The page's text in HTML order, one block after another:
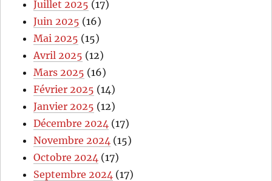
Juillet 2025 (17)
Juin 2025 (16)
Mai 2025 (15)
Avril 2025 (12)
Mars 2025 (16)
Février 2025 (14)
Janvier 2025 (12)
Décembre 2024 (17)
Novembre 2024 (15)
Octobre 2024 (17)
Septembre 2024 (17)